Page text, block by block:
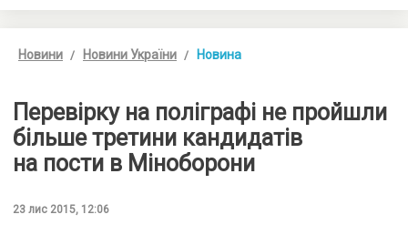
Новини Новини України Новина
Перевірку на поліграфі не пройшли
більше третини кандидатів
на пости в Міноборони
23 лис 2015, 12:06